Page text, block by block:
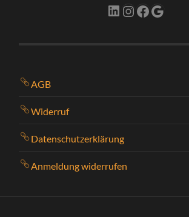
LinkedIn
Instagram
Facebook
Google
AGB
Widerruf
Datenschutzerklärung
Anmeldung widerrufen